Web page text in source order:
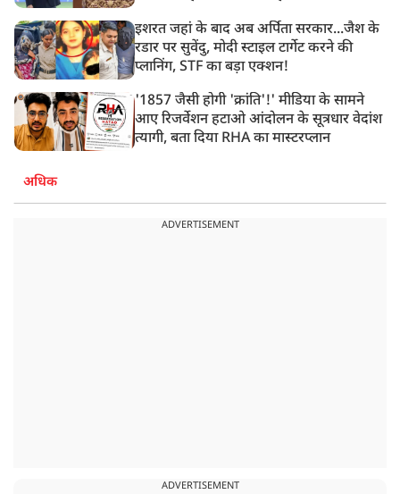
इशरत जहां के बाद अब अर्पिता सरकार...जैश के
रडार पर सुवेंदु, मोदी स्टाइल टार्गेट करने की
प्लानिंग, STF का बड़ा एक्शन!
'1857 जैसी होगी 'क्रांति'!' मीडिया के सामने
आए रिजर्वेशन हटाओ आंदोलन के सूत्रधार वेदांश
त्यागी, बता दिया RHA का मास्टरप्लान
अधिक
ADVERTISEMENT
ADVERTISEMENT